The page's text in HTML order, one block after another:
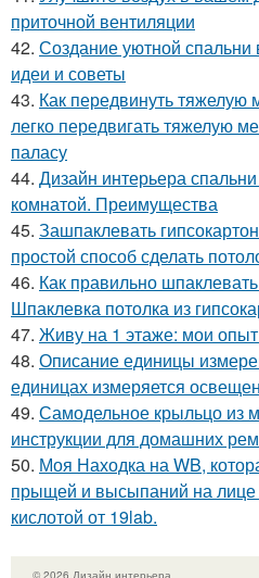
приточной вентиляции
42. Создание уютной спальни
идеи и советы
43. Как передвинуть тяжелую
легко передвигать тяжелую
паласу
44. Дизайн интерьера
комнатой. Преимущества
45. Зашпаклевать
простой способ сделать
46. Как правильно
Шпаклевка потолка из
47. Живу на 1 этаже: мои
48. Описание единицы
единицах измеряется
49. Самодельное крыльцо из
инструкции для домашних
50. Моя Находка на WB,
прыщей и высыпаний на лице
кислотой от 19lab.
© 2026 Дизайн интерьера